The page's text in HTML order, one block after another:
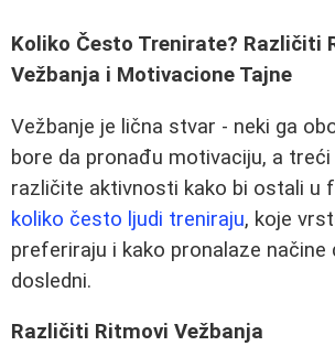
Koliko Često Trenirate? Različiti
Vežbanja i Motivacione Tajne
Vežbanje je lična stvar - neki ga
bore da pronađu motivaciju, a treći
različite aktivnosti kako bi ostali u
koliko često ljudi treniraju, koje
preferiraju i kako pronalaze načine
dosledni.
Različiti Ritmovi Vežbanja